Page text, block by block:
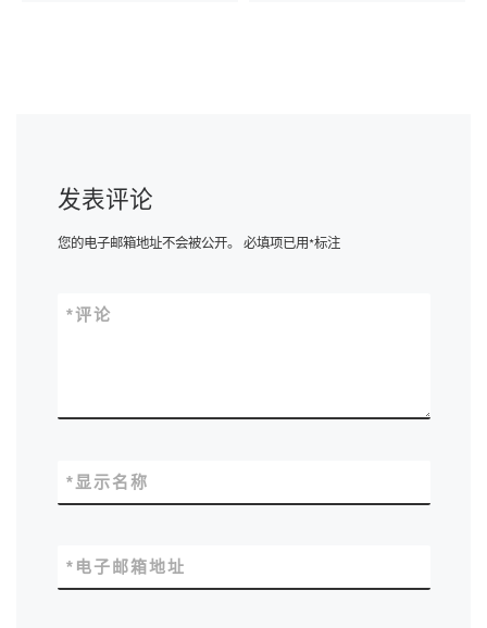
发表评论
您的电子邮箱地址不会被公开。 必填项已用*标注
评论
*
显示名称
*
电子邮箱地址
*